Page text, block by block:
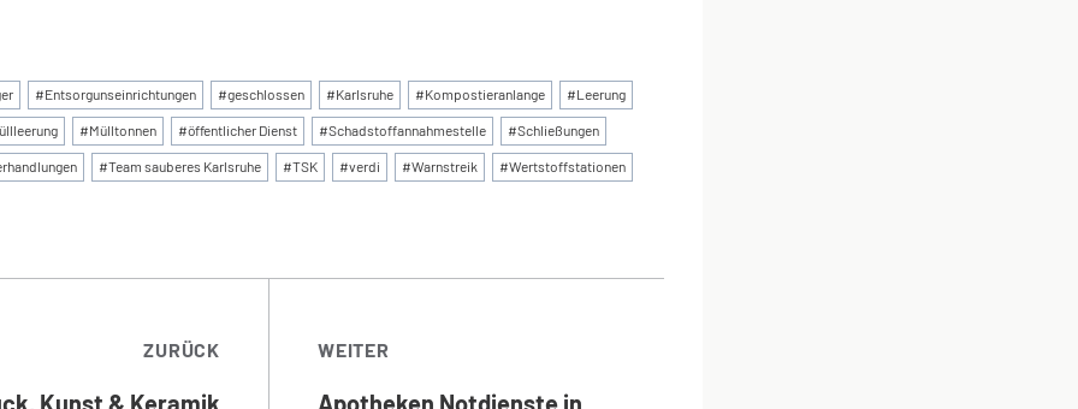
#Entsorgunseinrichtungen #geschlossen #Karlsruhe #Kompostieranlange #Leerung
#Mülltonnen #öffentlicher Dienst #Schadstoffannahmestelle #Schließungen
#Team sauberes Karlsruhe #TSK #verdi #Warnstreik #Wertstoffstationen
ZURÜCK
Kunst & Keramik
WEITER
Apotheken Notdienste in